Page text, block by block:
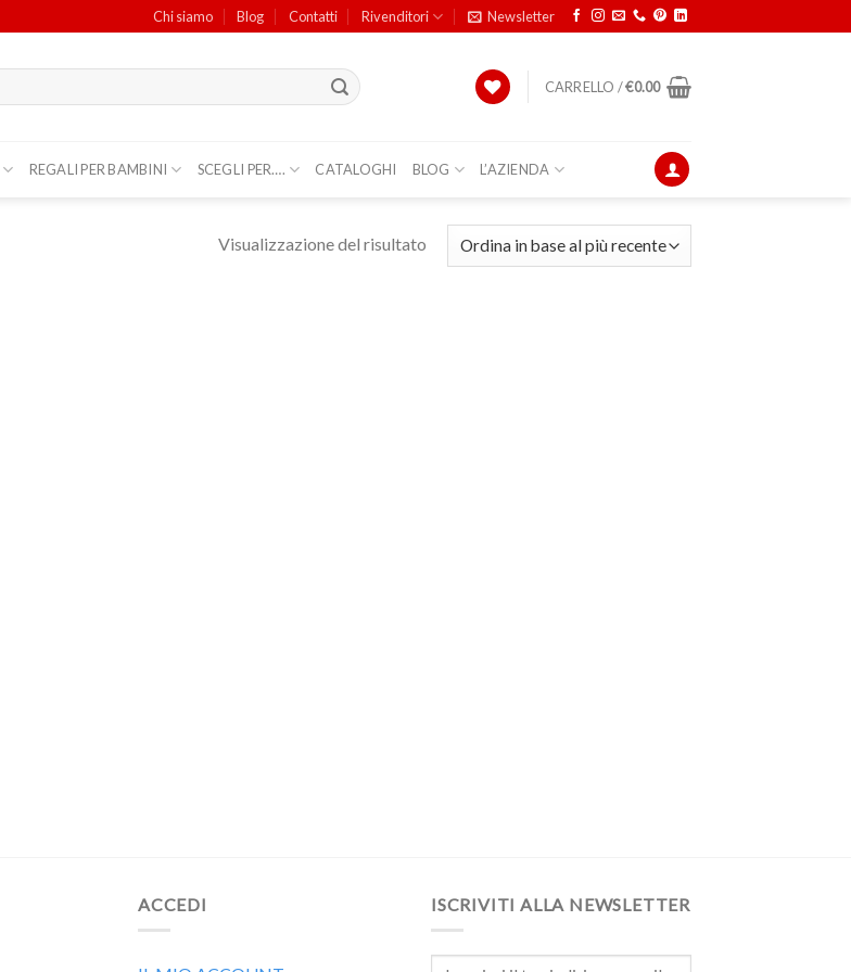
Chi siamo Blog Contatti Rivenditori Newsletter
CARRELLO /€0.00
REGALI PER BAMBINI SCEGLI PER…. CATALOGHI BLOG L’AZIENDA
Visualizzazione del risultato
ACCEDI ISCRIVITI ALLA NEWSLETTER